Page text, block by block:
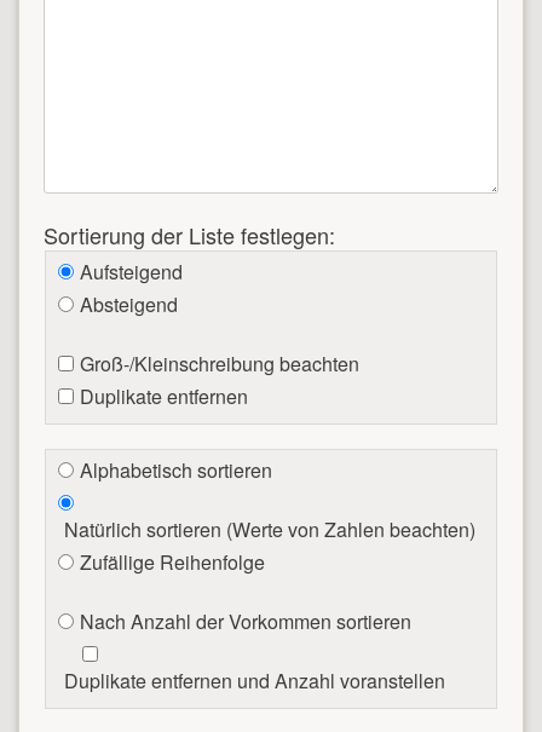
Sortierung der Liste festlegen:
Aufsteigend
Absteigend
Groß-/Kleinschreibung beachten
Duplikate entfernen
Alphabetisch sortieren
Natürlich sortieren (Werte von Zahlen beachten)
Zufällige Reihenfolge
Nach Anzahl der Vorkommen sortieren
Duplikate entfernen und Anzahl voranstellen